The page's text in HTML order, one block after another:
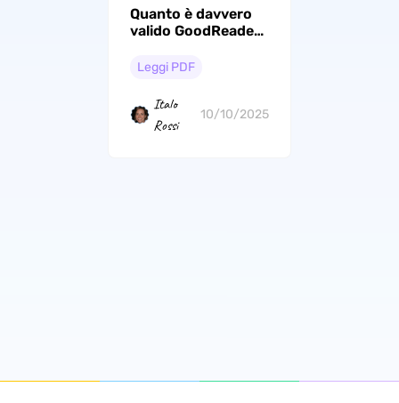
Quanto è davvero
valido GoodReader:
completa
Leggi PDF
Italo
Rossi
10/10/2025